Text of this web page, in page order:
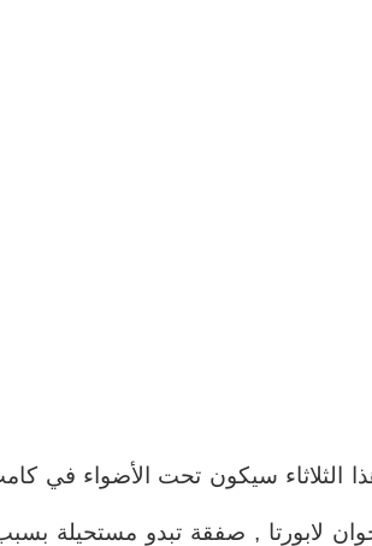
الثلاثاء سيكون تحت الأضواء في
لابورتا , صفقة تبدو مستحيلة